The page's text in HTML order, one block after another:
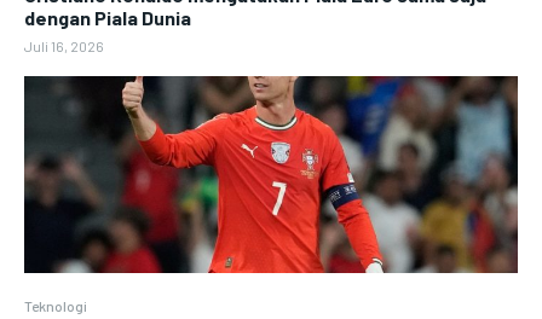
dengan Piala Dunia
Juli 16, 2026
Teknologi